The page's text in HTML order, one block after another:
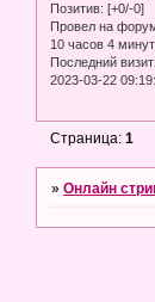
Позитив: [+0/-0]
Провел на
10 часов 4
Последний визит:
2023-03-22
Страница:1
»Онлайн